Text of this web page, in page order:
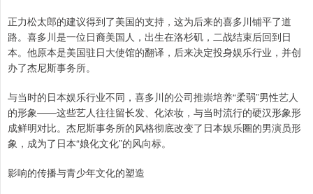
正力松太郎的建议得到了美国的支持，这为后来的喜多川铺平了道
路。喜多川是一位日裔美国人，出生在洛杉矶，二战结束后回到日
本。他原本是美国驻日大使馆的翻译，后来决定投身娱乐行业，并创
办了杰尼斯事务所。
与当时的日本娱乐行业不同，喜多川的公司推崇培养“柔弱”男性艺人
的形象——这些艺人往往留长发、化浓妆，与当时流行的硬汉形象形
成鲜明对比。杰尼斯事务所的风格彻底改变了日本娱乐圈的男演员形
象，成为了日本“娘化文化”的风向标。
影响的传播与青少年文化的塑造